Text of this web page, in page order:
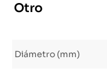
Otro
Diámetro (mm)